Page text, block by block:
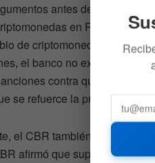
antes descritos, el
en Rusia,
de criptomonedas, y hasta
el banco no explicó cómo
contra quienes
se refuerce la prohibición de
el CBR también instó a
afirmó que supuestamente